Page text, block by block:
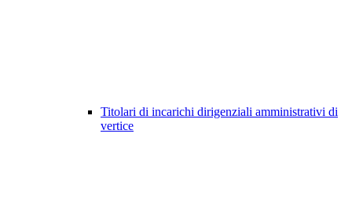
Titolari di incarichi dirigenziali amministrativi di
vertice